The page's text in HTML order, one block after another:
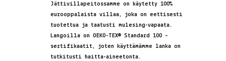
Jättivillapeitossamme on käytetty 100%
eurooppalaista villaa, joka on eettisesti
tuotettua ja taatusti mulesing-vapaata.
Langoilla on OEKO-TEX® Standard 100 –
sertifikaatit, joten käyttämämme lanka on
tutkitusti haitta-aineetonta.